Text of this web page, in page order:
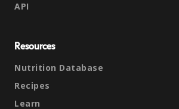
API
Resources
Nutrition Database
Recipes
Learn